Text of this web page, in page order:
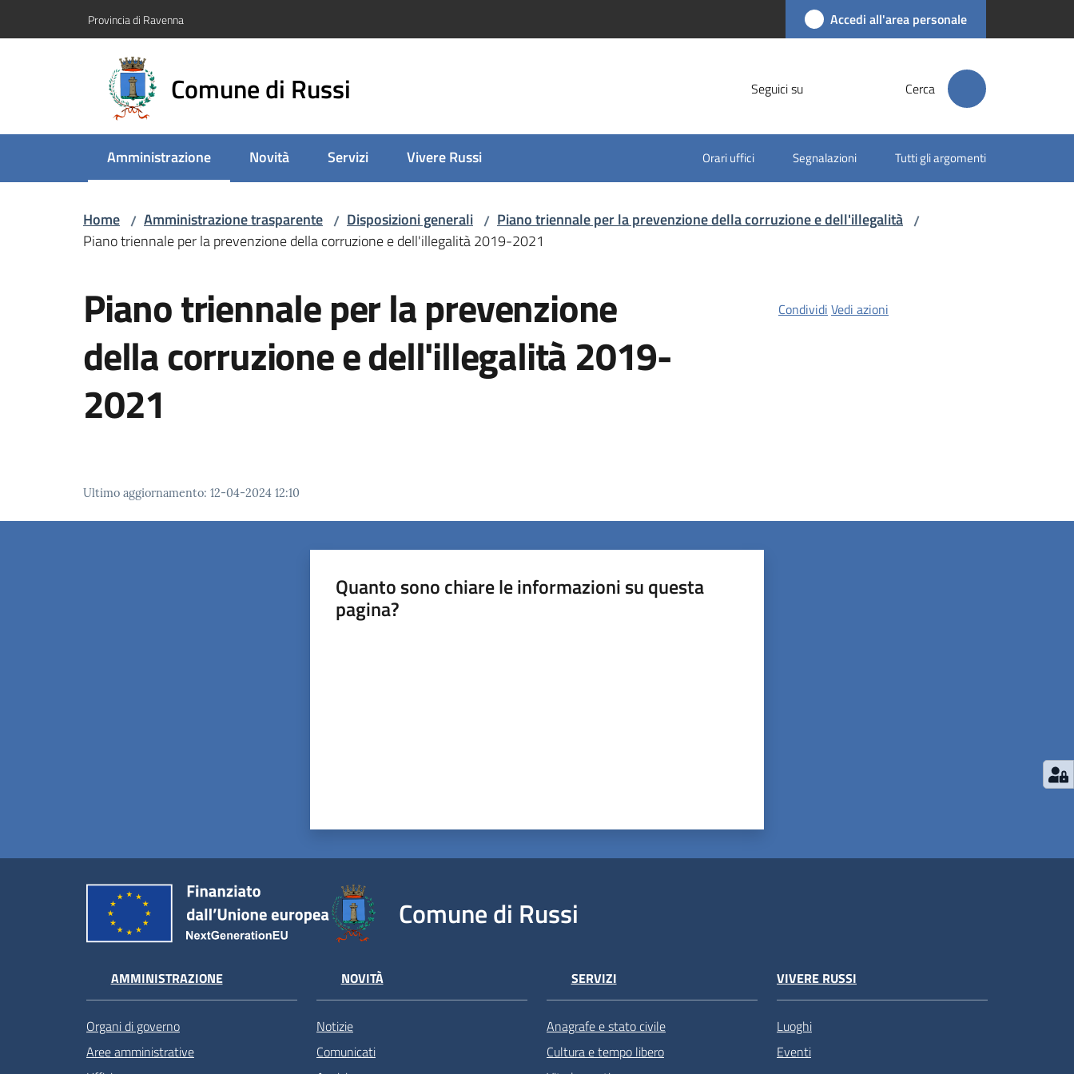
Provincia di Ravenna Accedi all'area personale
Comune di Russi Seguici su Cerca
Amministrazione
Menu selezionato Novità Servizi Vivere Russi Orari uffici Segnalazioni Tutti gli argomenti
Home / Amministrazione trasparente / Disposizioni generali / Piano triennale per la prevenzione della corruzione e dell'illegalità /
Piano triennale per la prevenzione della corruzione e dell'illegalità 2019-2021
Piano triennale per la prevenzione
della corruzione e dell'illegalità 2019-
2021
Condividi Vedi azioni
Ultimo aggiornamento: 12-04-2024 12:10
Quanto sono chiare le informazioni su questa
pagina?
Comune di Russi
AMMINISTRAZIONE
Organi di governo
Aree amministrative
NOVITÀ
Notizie
Comunicati
SERVIZI
Anagrafe e stato civile
Cultura e tempo libero
VIVERE RUSSI
Luoghi
Eventi